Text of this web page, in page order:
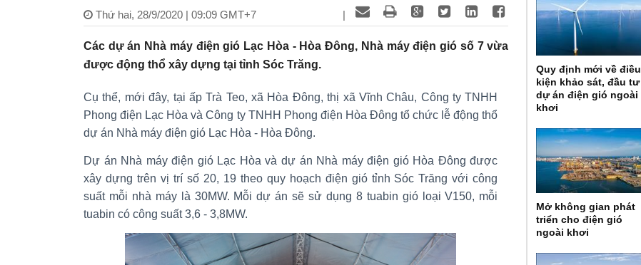
Thứ hai, 28/9/2020 | 09:09 GMT+7 |
Các dự án Nhà máy điện gió Lạc Hòa - Hòa Đông, Nhà máy điện gió số 7 vừa
được động thổ xây dựng tại tỉnh Sóc Trăng.
Cụ thể, mới đây, tại ấp Trà Teo, xã Hòa Đông, thị xã Vĩnh Châu, Công ty TNHH
Phong điện Lạc Hòa và Công ty TNHH Phong điện Hòa Đông tổ chức lễ động thổ
dự án Nhà máy điện gió Lạc Hòa - Hòa Đông.
Dự án Nhà máy điện gió Lạc Hòa và dự án Nhà máy điện gió Hòa Đông được
xây dựng trên vị trí số 20, 19 theo quy hoạch điện gió tỉnh Sóc Trăng với công
suất mỗi nhà máy là 30MW. Mỗi dự án sẽ sử dụng 8 tuabin gió loại V150, mỗi
tuabin có công suất 3,6 - 3,8MW.
Quy định mới về điều
kiện khảo sát, đầu tư
dự án điện gió ngoài
khơi
Mở không gian phát
triển cho điện gió
ngoài khơi